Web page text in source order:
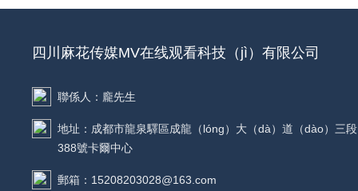
四川麻花传媒MV在线观看科技（jì）有限公司
聯係人：龐先生
地址：成都市龍泉驛區成龍（lóng）大（dà）道（dào）三段
388號卡爾中心
郵箱：15208203028@163.com